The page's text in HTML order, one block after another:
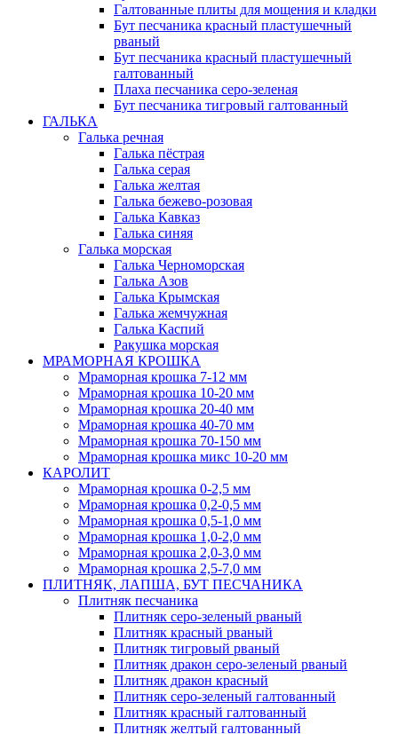
Галтованные плиты для мощения и кладки
Бут песчаника красный пластушечный
рваный
Бут песчаника красный пластушечный
галтованный
Плаха песчаника серо-зеленая
Бут песчаника тигровый галтованный
ГАЛЬКА
Галька речная
Галька пёстрая
Галька серая
Галька желтая
Галька бежево-розовая
Галька Кавказ
Галька синяя
Галька морская
Галька Черноморская
Галька Азов
Галька Крымская
Галька жемчужная
Галька Каспий
Ракушка морская
МРАМОРНАЯ КРОШКА
Мраморная крошка 7-12 мм
Мраморная крошка 10-20 мм
Мраморная крошка 20-40 мм
Мраморная крошка 40-70 мм
Мраморная крошка 70-150 мм
Мраморная крошка микс 10-20 мм
КАРОЛИТ
Мраморная крошка 0-2,5 мм
Мраморная крошка 0,2-0,5 мм
Мраморная крошка 0,5-1,0 мм
Мраморная крошка 1,0-2,0 мм
Мраморная крошка 2,0-3,0 мм
Мраморная крошка 2,5-7,0 мм
ПЛИТНЯК, ЛАПША, БУТ ПЕСЧАНИКА
Плитняк песчаника
Плитняк серо-зеленый рваный
Плитняк красный рваный
Плитняк тигровый рваный
Плитняк дракон серо-зеленый рваный
Плитняк дракон красный
Плитняк серо-зеленый галтованный
Плитняк красный галтованный
Плитняк желтый галтованный